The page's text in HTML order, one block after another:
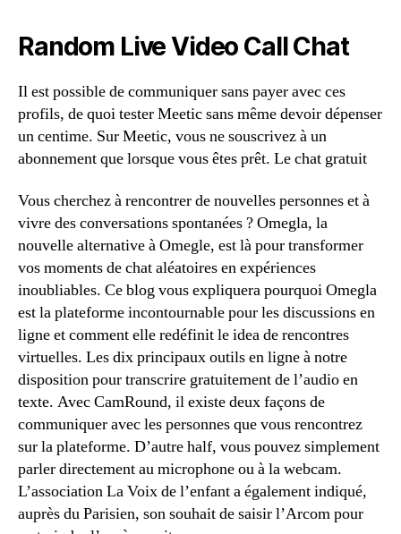
Random Live Video Call Chat
Il est possible de communiquer sans payer avec ces
profils, de quoi tester Meetic sans même devoir dépenser
un centime. Sur Meetic, vous ne souscrivez à un
abonnement que lorsque vous êtes prêt. Le chat gratuit
Vous cherchez à rencontrer de nouvelles personnes et à
vivre des conversations spontanées ? Omegla, la
nouvelle alternative à Omegle, est là pour transformer
vos moments de chat aléatoires en expériences
inoubliables. Ce blog vous expliquera pourquoi Omegla
est la plateforme incontournable pour les discussions en
ligne et comment elle redéfinit le idea de rencontres
virtuelles. Les dix principaux outils en ligne à notre
disposition pour transcrire gratuitement de l’audio en
texte. Avec CamRound, il existe deux façons de
communiquer avec les personnes que vous rencontrez
sur la plateforme. D’autre half, vous pouvez simplement
parler directement au microphone ou à la webcam.
L’association La Voix de l’enfant a également indiqué,
auprès du Parisien, son souhait de saisir l’Arcom pour